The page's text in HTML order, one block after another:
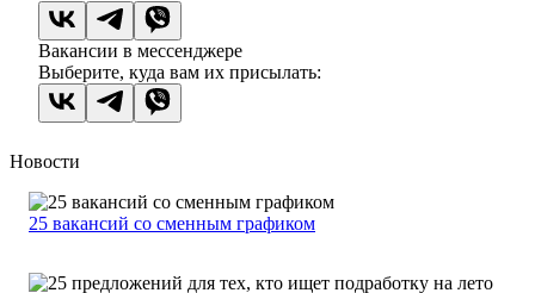
Вакансии в мессенджере
Выберите, куда вам их присылать:
Новости
25 вакансий со сменным графиком